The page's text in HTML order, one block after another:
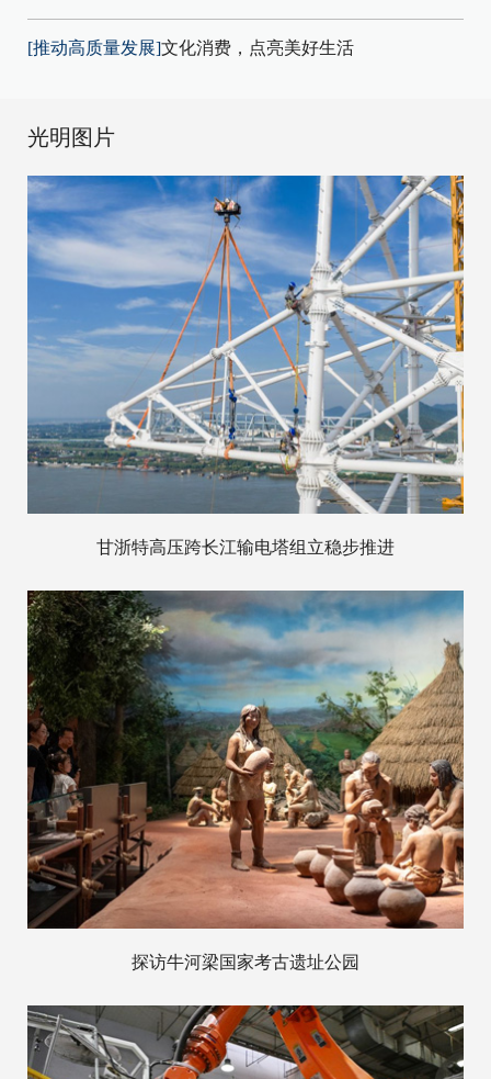
[推动高质量发展]文化消费，点亮美好生活
光明图片
甘浙特高压跨长江输电塔组立稳步推进
探访牛河梁国家考古遗址公园